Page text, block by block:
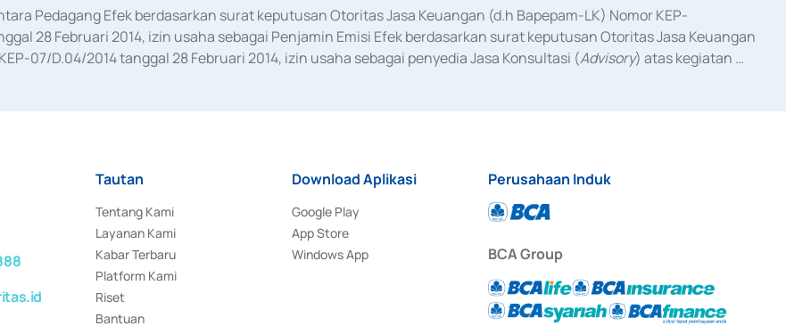
Pedagang Efek berdasarkan surat keputusan Otoritas Jasa Keuangan (d.h Bapepam-LK) Nomor KEP-
28 Februari 2014, izin usaha sebagai Penjamin Emisi Efek berdasarkan surat keputusan Otoritas Jasa Keuangan
07/D.04/2014 tanggal 28 Februari 2014, izin usaha sebagai penyedia Jasa Konsultasi (Advisory) atas kegiatan
Tautan
Tentang Kami
Layanan Kami
Kabar Terbaru
Platform Kami
Riset
Bantuan
Download Aplikasi
Google Play
App Store
Windows App
Perusahaan Induk
BCA Group